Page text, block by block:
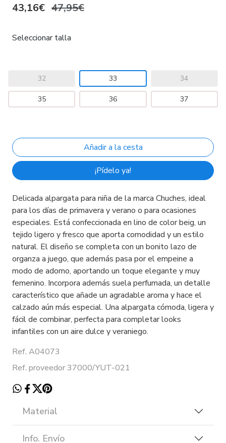
43,16€ 47,95€
Seleccionar talla
32 33 34
35 36 37
¡Pídelo ya!
Delicada alpargata para niña de la marca Chuches, ideal
para los días de primavera y verano o para ocasiones
especiales. Está confeccionada en lino de color beig, un
tejido ligero y fresco que aporta comodidad y un estilo
natural. El diseño se completa con un bonito lazo de
organza a juego, que además pasa por el empeine a
modo de adorno, aportando un toque elegante y muy
femenino. Incorpora además suela perfumada, un detalle
característico que añade un agradable aroma y hace el
calzado aún más especial. Una alpargata cómoda, ligera y
fácil de combinar, perfecta para completar looks
infantiles con un aire dulce y veraniego.
Ref. A04073
Ref. proveedor 37000/YUT-021
Material
Info. Envío